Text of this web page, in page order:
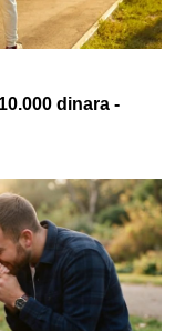
dinara -